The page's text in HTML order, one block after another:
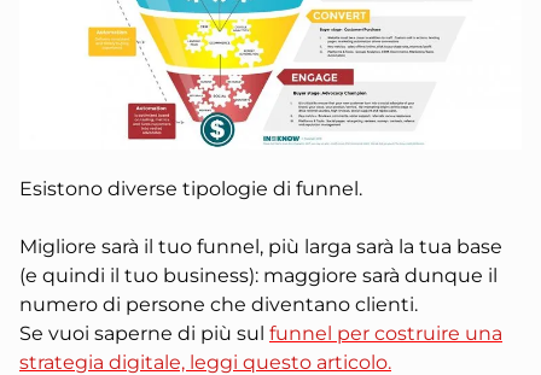
Esistono diverse tipologie di funnel.
Migliore sarà il tuo funnel, più larga sarà la tua base
(e quindi il tuo business): maggiore sarà dunque il
numero di persone che diventano clienti.
Se vuoi saperne di più sul funnel per costruire una
strategia digitale, leggi questo articolo.